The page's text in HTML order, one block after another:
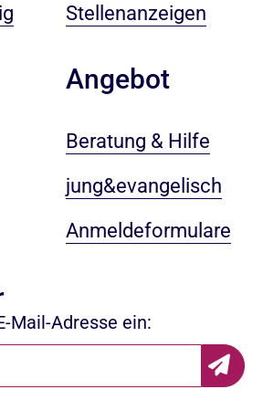
Stellenanzeigen
Angebot
Beratung & Hilfe
jung&evangelisch
Anmeldeformulare
Mail-Adresse ein: